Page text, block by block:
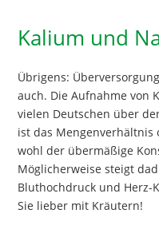
Kalium und
Übrigens:
auch. Die Aufnahme von
vielen Deutschen über
ist das
wohl der übermäßige
Möglicherweise steigt
Bluthochdruck und Herz-
Sie lieber mit Kräutern!